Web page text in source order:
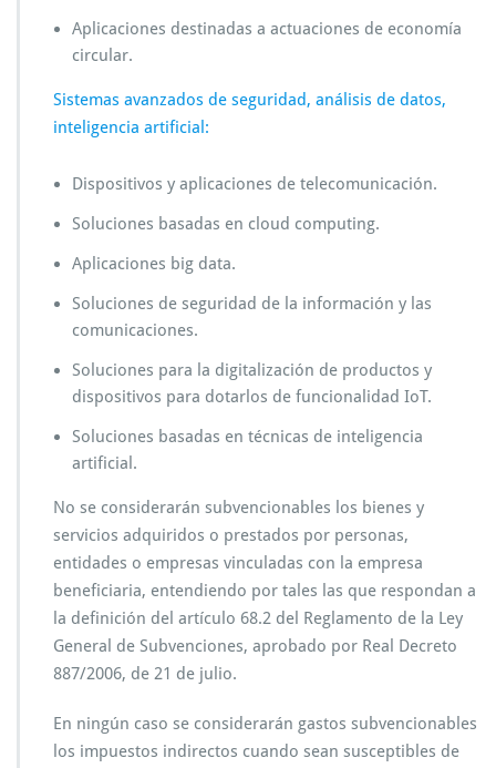
Aplicaciones destinadas a actuaciones de economía
circular.
Sistemas avanzados de seguridad, análisis de datos,
inteligencia artificial:
Dispositivos y aplicaciones de telecomunicación.
Soluciones basadas en cloud computing.
Aplicaciones big data.
Soluciones de seguridad de la información y las
comunicaciones.
Soluciones para la digitalización de productos y
dispositivos para dotarlos de funcionalidad IoT.
Soluciones basadas en técnicas de inteligencia
artificial.
No se considerarán subvencionables los bienes y
servicios adquiridos o prestados por personas,
entidades o empresas vinculadas con la empresa
beneficiaria, entendiendo por tales las que respondan a
la definición del artículo 68.2 del Reglamento de la Ley
General de Subvenciones, aprobado por Real Decreto
887/2006, de 21 de julio.
En ningún caso se considerarán gastos subvencionables
los impuestos indirectos cuando sean susceptibles de